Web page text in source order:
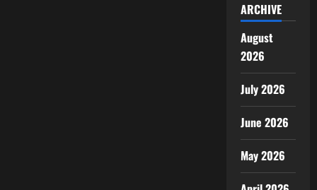
ARCHIVE
August
2026
July 2026
June 2026
May 2026